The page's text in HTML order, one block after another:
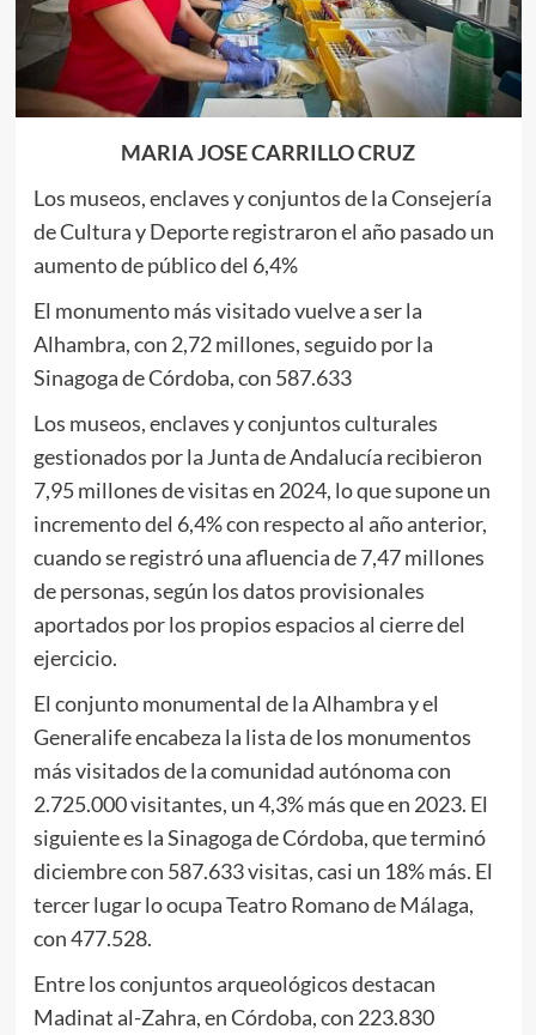
MARIA JOSE CARRILLO CRUZ
Los museos, enclaves y conjuntos de la Consejería
de Cultura y Deporte registraron el año pasado un
aumento de público del 6,4%
El monumento más visitado vuelve a ser la
Alhambra, con 2,72 millones, seguido por la
Sinagoga de Córdoba, con 587.633
Los museos, enclaves y conjuntos culturales
gestionados por la Junta de Andalucía recibieron
7,95 millones de visitas en 2024, lo que supone un
incremento del 6,4% con respecto al año anterior,
cuando se registró una afluencia de 7,47 millones
de personas, según los datos provisionales
aportados por los propios espacios al cierre del
ejercicio.
El conjunto monumental de la Alhambra y el
Generalife encabeza la lista de los monumentos
más visitados de la comunidad autónoma con
2.725.000 visitantes, un 4,3% más que en 2023. El
siguiente es la Sinagoga de Córdoba, que terminó
diciembre con 587.633 visitas, casi un 18% más. El
tercer lugar lo ocupa Teatro Romano de Málaga,
con 477.528.
Entre los conjuntos arqueológicos destacan
Madinat al-Zahra, en Córdoba, con 223.830